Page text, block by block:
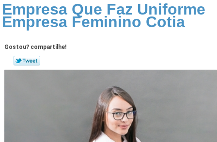
Empresa Que Faz Uniforme
Empresa Feminino Cotia
Gostou? compartilhe!